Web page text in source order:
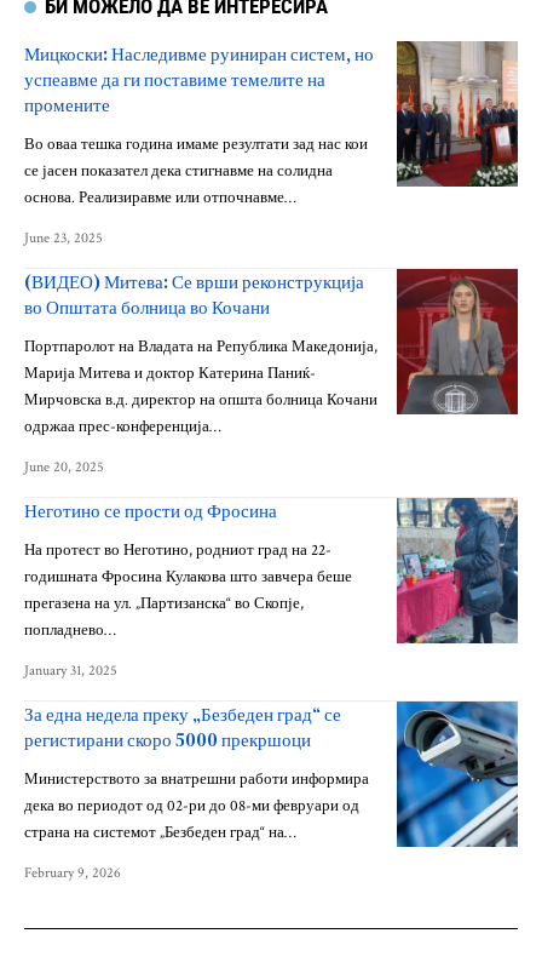
БИ МОЖЕЛО ДА ВЕ ИНТЕРЕСИРА
Мицкоски: Наследивме руиниран систем, но
успеавме да ги поставиме темелите на
промените
Во оваа тешка година имаме резултати зад нас кои
се јасен показател дека стигнавме на солидна
основа. Реализиравме или отпочнавме…
June 23, 2025
(ВИДЕО) Митева: Се врши реконструкција
во Општата болница во Кочани
Портпаролот на Владата на Република Македонија,
Марија Митева и доктор Катерина Паниќ-
Мирчовска в.д. директор на општа болница Кочани
одржаа прес-конференција…
June 20, 2025
Неготино се прости од Фросина
На протест во Неготино, родниот град на 22-
годишната Фросина Кулакова што завчера беше
прегазена на ул. „Партизанска“ во Скопје,
попладнево…
January 31, 2025
За една недела преку „Безбеден град“ се
регистирани скоро 5000 прекршоци
Министерството за внатрешни работи информира
дека во периодот од 02-ри до 08-ми февруари од
страна на системот „Безбеден град“ на…
February 9, 2026